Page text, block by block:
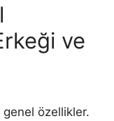
ve
genel özellikler.